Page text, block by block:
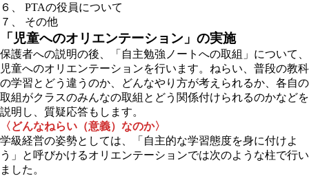
６、 PTAの役員について
７、 その他
「児童へのオリエンテーション」の実施
保護者への説明の後、「自主勉強ノートへの取組」について、
児童へのオリエンテーションを行います。ねらい、普段の教科
の学習とどう違うのか、どんなやり方が考えられるか、各自の
取組がクラスのみんなの取組とどう関係付けられるのかなどを
説明し、質疑応答もします。
〈どんなねらい（意義）なのか〉
学級経営の姿勢としては、「自主的な学習態度を身に付けよ
う」と呼びかけるオリエンテーションでは次のような柱で行い
ました。